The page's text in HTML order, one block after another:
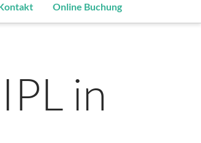
Online Buchung
in